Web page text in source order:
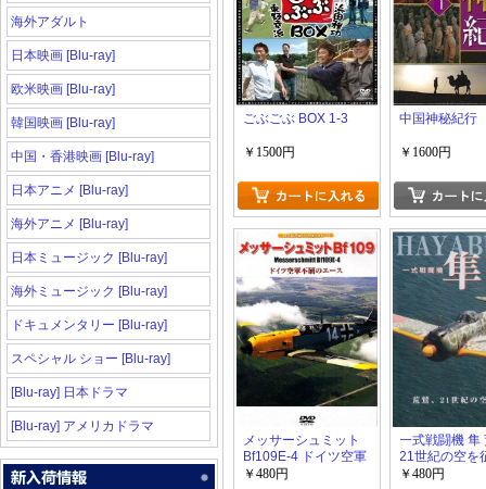
海外アダルト
日本映画 [Blu-ray]
欧米映画 [Blu-ray]
韓国映画 [Blu-ray]
中国・香港映画 [Blu-ray]
日本アニメ [Blu-ray]
海外アニメ [Blu-ray]
日本ミュージック [Blu-ray]
海外ミュージック [Blu-ray]
ドキュメンタリー [Blu-ray]
スペシャル ショー [Blu-ray]
[Blu-ray] 日本ドラマ
[Blu-ray] アメリカドラマ
ごぶごぶ BOX 1-3
￥1500円
中国神秘紀行
￥1600円
メッサーシュミット
Bf109E-4 ドイツ空軍
不屈のエース
￥480円
一式戦闘機 隼
21世紀の空を
￥480円